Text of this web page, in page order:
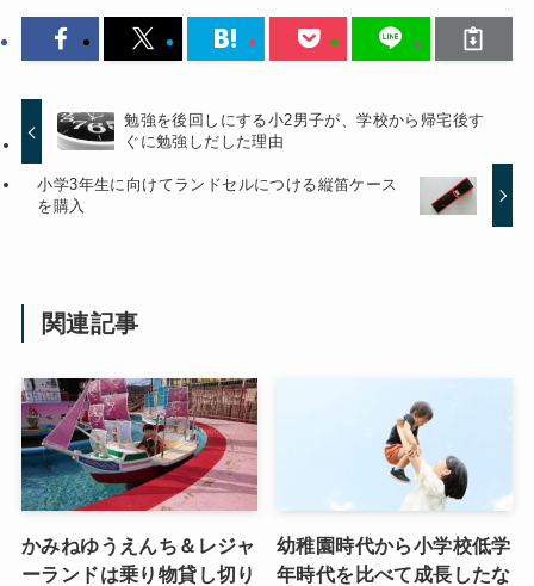
勉強を後回しにする小2男子が、学校から帰宅後す
ぐに勉強しだした理由
小学3年生に向けてランドセルにつける縦笛ケース
を購入
関連記事
かみねゆうえんち＆レジャ
ーランドは乗り物貸し切り
幼稚園時代から小学校低学
年時代を比べて成長したな